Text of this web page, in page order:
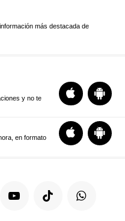
más destacada de
y no te
en formato